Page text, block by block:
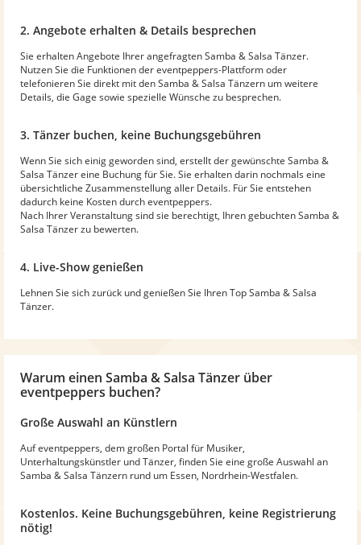
2. Angebote erhalten & Details besprechen
Sie erhalten Angebote Ihrer angefragten Samba & Salsa Tänzer.
Nutzen Sie die Funktionen der eventpeppers-Plattform oder
telefonieren Sie direkt mit den Samba & Salsa Tänzern um weitere
Details, die Gage sowie spezielle Wünsche zu besprechen.
3. Tänzer buchen, keine Buchungsgebühren
Wenn Sie sich einig geworden sind, erstellt der gewünschte Samba &
Salsa Tänzer eine Buchung für Sie. Sie erhalten darin nochmals eine
übersichtliche Zusammenstellung aller Details. Für Sie entstehen
dadurch keine Kosten durch eventpeppers.
Nach Ihrer Veranstaltung sind sie berechtigt, Ihren gebuchten Samba &
Salsa Tänzer zu bewerten.
4. Live-Show genießen
Lehnen Sie sich zurück und genießen Sie Ihren Top Samba & Salsa
Tänzer.
Warum einen Samba & Salsa Tänzer über
eventpeppers buchen?
Große Auswahl an Künstlern
Auf eventpeppers, dem großen Portal für Musiker,
Unterhaltungskünstler und Tänzer, finden Sie eine große Auswahl an
Samba & Salsa Tänzern rund um Essen, Nordrhein-Westfalen.
Kostenlos. Keine Buchungsgebühren, keine Registrierung
nötig!